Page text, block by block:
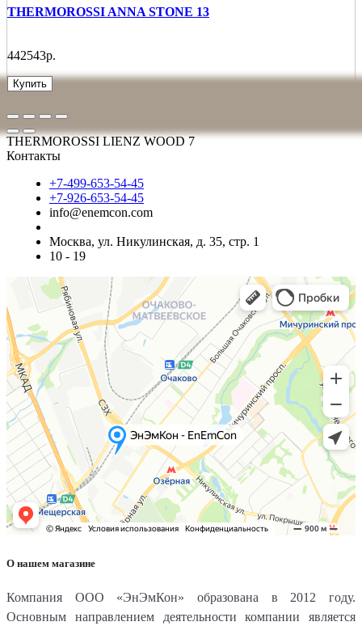
THERMOROSSI ANNA STONE 13
442543р.
Купить
THERMOROSSI LIENZ WOOD 7
Контакты
+7-499-653-54-45
+7-926-653-54-45
info@enemcon.com
Москва, ул. Никулинская, д. 35, стр. 1
10 - 19
О нашем магазине
Компания ООО «ЭнЭмКон» образована в 2012 году.
Основным направлением деятельности компании является